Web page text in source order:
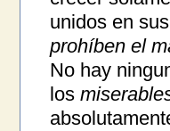
unidos en
prohíben el
No hay
los